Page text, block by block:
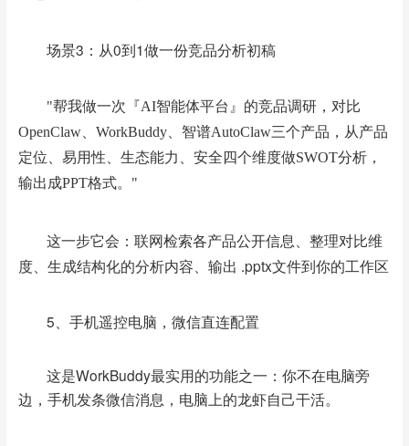
场景3：从0到1做一份竞品分析初稿
"帮我做一次『AI智能体平台』的竞品调研，对比
OpenClaw、WorkBuddy、智谱AutoClaw三个产品，从产品
定位、易用性、生态能力、安全四个维度做SWOT分析，
输出成PPT格式。"
这一步它会：联网检索各产品公开信息、整理对比维
度、 生成结构化的分析内容、 输出 .pptx文件到你的工作区
5、手机遥控电脑，微信直连配置
这是WorkBuddy最实用的功能之一：你不在电脑旁
边，手机发条微信消息，电脑上的龙虾自己干活。